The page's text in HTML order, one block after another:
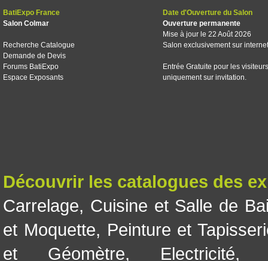
BatiExpo France
Salon Colmar
Recherche Catalogue
Demande de Devis
Forums BatiExpo
Espace Exposants
Date d'Ouverture du Salon
Ouverture permanente
Mise à jour le 22 Août 2026
Salon exclusivement sur internet
Entrée Gratuite pour les visiteurs
uniquement sur invitation.
Découvrir les catalogues des
Carrelage, Cuisine et Salle de
et Moquette, Peinture et
et Géomètre, Electricité